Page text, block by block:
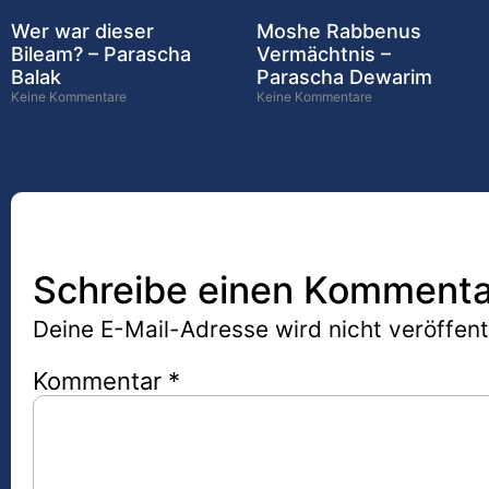
Wer war dieser
Bileam? – Parascha
Balak
Keine Kommentare
Moshe Rabbenus
Vermächtnis –
Parascha Dewarim
Keine Kommentare
Schreibe einen
Deine E-Mail-Adresse wird nicht
Kommentar *